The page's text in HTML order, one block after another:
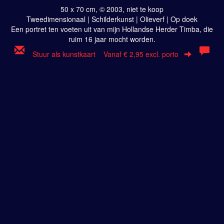
50 x 70 cm, © 2003, niet te koop
Tweedimensionaal | Schilderkunst | Olieverf | Op doek
Een portret ten voeten uit van mijn Hollandse Herder Timba, die
ruim 16 jaar mocht worden.
Stuur als kunstkaart Vanaf € 2,95 excl. porto